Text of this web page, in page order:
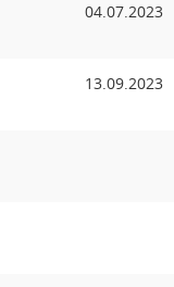
04.07.2023
13.09.2023